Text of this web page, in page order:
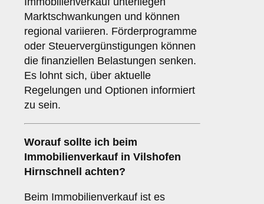
Marktschwankungen und können
regional variieren. Förderprogramme
oder Steuervergünstigungen können
die finanziellen Belastungen senken.
Es lohnt sich, über aktuelle
Regelungen und Optionen informiert
zu sein.
Worauf sollte ich beim
Immobilienverkauf in Vilshofen
Hirnschnell achten?
Beim Immobilienverkauf ist es